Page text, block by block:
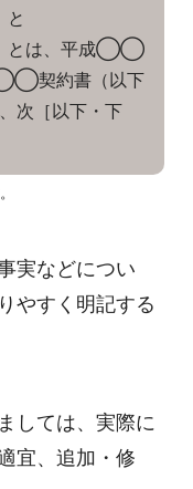
とは、平成◯◯
契約書（以下
次［以下・下
実などについ
やすく明記する
しては、実際に
宜、追加・修